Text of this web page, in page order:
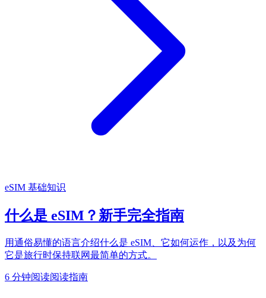
eSIM 基础知识
什么是 eSIM？新手完全指南
用通俗易懂的语言介绍什么是 eSIM、它如何运作，以及为何
它是旅行时保持联网最简单的方式。
6 分钟阅读阅读指南